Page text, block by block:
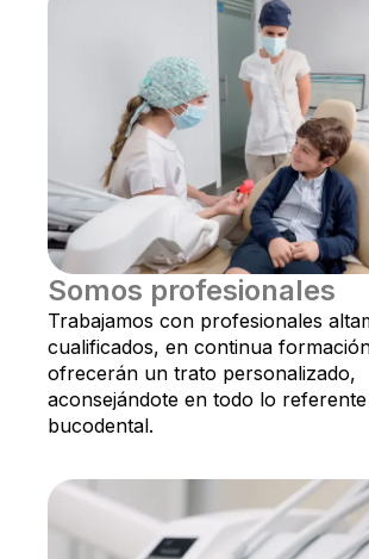
Somos profesionales
Trabajamos con profesionales
cualificados, en continua
ofrecerán un trato personalizado,
aconsejándote en todo lo
bucodental.